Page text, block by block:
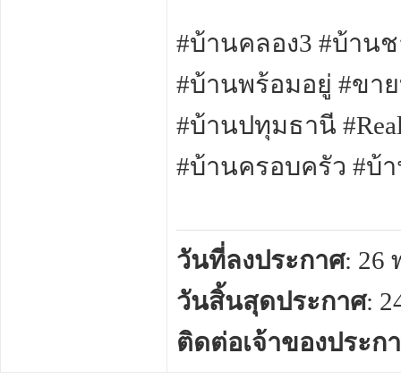
#บ้านคลอง3 #บ้าน
#บ้านพร้อมอยู่ #ขา
#บ้านปทุมธานี
#บ้านครอบครัว #บ้
วันที่ลงประกาศ: 26
วันสิ้นสุดประกาศ:
ติดต่อเจ้าของประก